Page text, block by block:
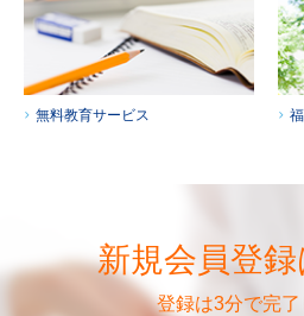
無料教育サービス
新規会員登
登録は3分で完